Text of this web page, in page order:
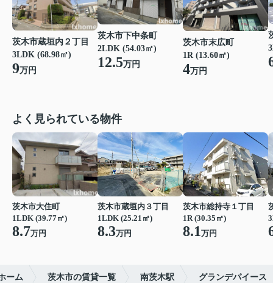
茨木市蔵垣内２丁目
3LDK (68.98㎡)
9万円
茨木市下中条町
2LDK (54.03㎡)
12.5万円
茨木市末広町
1R (13.60㎡)
4万円
よく見られている物件
茨木市大住町
1LDK (39.77㎡)
8.7万円
茨木市蔵垣内３丁目
1LDK (25.21㎡)
8.3万円
茨木市総持寺１丁目
1R (30.35㎡)
8.1万円
ーム 茨木市の賃貸一覧 南茨木駅 グランデパイース